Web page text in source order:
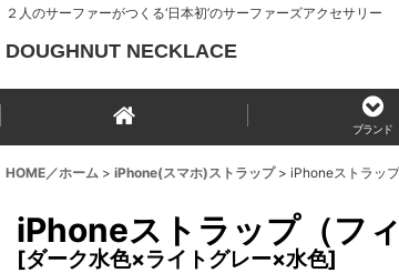
２人のサーファーがつくる‘日本初’のサーファーズアクセサリー
DOUGHNUT NECKLACE
ブランド
HOME／ホーム > iPhone(スマホ)ストラップ > iPhoneストラッ
iPhoneストラップ（フィ
[ダーク水色×ライトグレー×水色]